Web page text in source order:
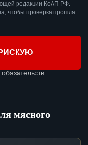
редакции КоАП РФ.
чтобы проверка прошла
мясного